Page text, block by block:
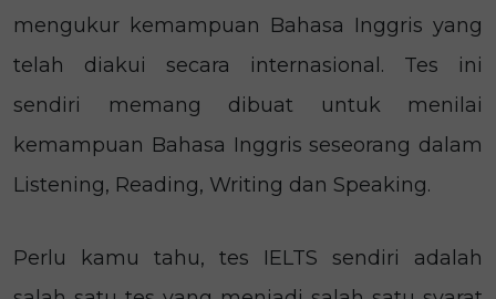
mengukur kemampuan Bahasa Inggris yang
telah diakui secara internasional. Tes ini
sendiri memang dibuat untuk menilai
kemampuan Bahasa Inggris seseorang dalam
Listening, Reading, Writing dan Speaking.
Perlu kamu tahu, tes IELTS sendiri adalah